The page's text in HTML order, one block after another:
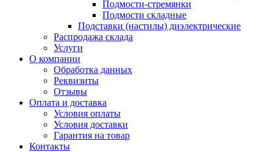
Подмости-стремянки
Подмости складные
Подставки (настилы) диэлектрические
Распродажа склада
Услуги
О компании
Обработка данных
Реквизиты
Отзывы
Оплата и доставка
Условия оплаты
Условия доставки
Гарантия на товар
Контакты